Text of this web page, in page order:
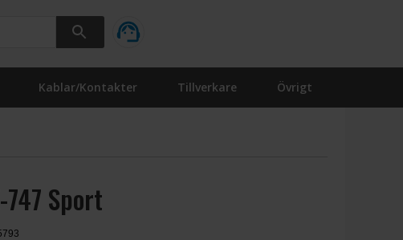
Kablar/Kontakter Tillverkare Övrigt
Sport